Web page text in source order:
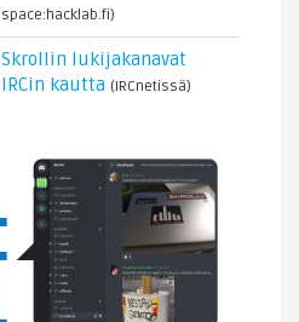
space:hacklab.fi)
Skrollin lukijakanavat
IRCin kautta (IRCnetissä)